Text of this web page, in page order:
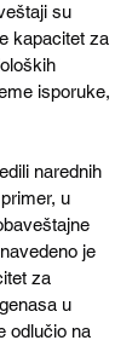
su
kapacitet za
isporuke,
narednih
u
je
za
u
odlučio na